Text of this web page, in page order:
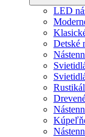
LED
Detské